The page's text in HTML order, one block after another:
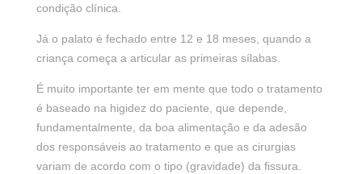
condição clínica.
Já o palato é fechado entre 12 e 18 meses, quando a
criança começa a articular as primeiras sílabas.
É muito importante ter em mente que todo o tratamento
é baseado na higidez do paciente, que depende,
fundamentalmente, da boa alimentação e da adesão
dos responsáveis ao tratamento e que as cirurgias
variam de acordo com o tipo (gravidade) da fissura.